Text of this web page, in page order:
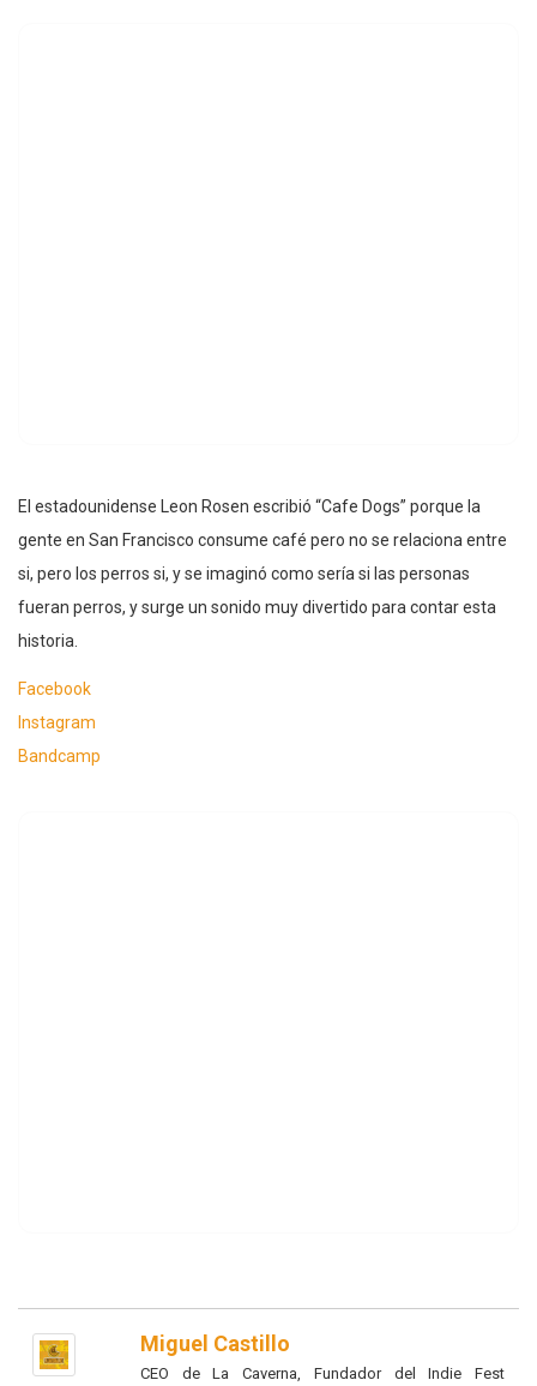
El estadounidense Leon Rosen escribió “Cafe Dogs” porque la
gente en San Francisco consume café pero no se relaciona entre
si, pero los perros si, y se imaginó como sería si las personas
fueran perros, y surge un sonido muy divertido para contar esta
historia.
Facebook
Instagram
Bandcamp
Miguel Castillo
CEO de La Caverna, Fundador del Indie Fest